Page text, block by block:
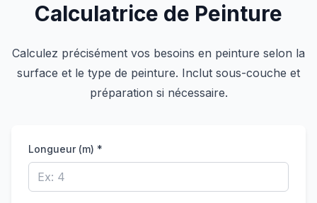
Calculatrice de Peinture
Calculez précisément vos besoins en peinture selon la
surface et le type de peinture. Inclut sous-couche et
préparation si nécessaire.
Longueur (m) *